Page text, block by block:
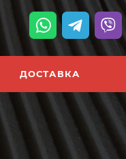
ДОСТАВКА